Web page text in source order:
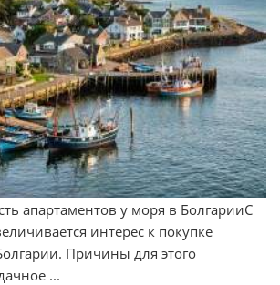
апартаментов у моря в БолгарииС
интерес к покупке
Причины для этого
...